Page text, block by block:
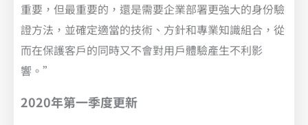
重要，但最重要的，還是需要企業部署更強大的身份驗
證方法，並確定適當的技術、方針和專業知識組合，從
而在保護客戶的同時又不會對用戶體驗產生不利影
響。”
2020年第一季度更新